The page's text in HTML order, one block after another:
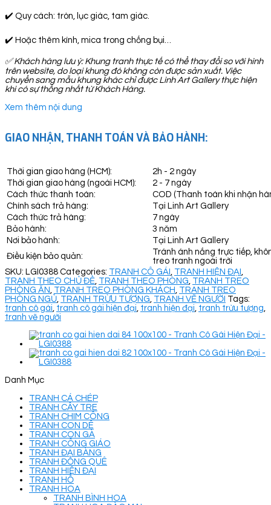
✔️ Quy cách: tròn, lục giác, tam giác.
✔️ Hoặc thêm kính, mica trong chống bụi…
✅Khách hàng lưu ý: Khung tranh thực tế có thể thay đổi so với hình
trên website, do loại khung đó không còn được sản xuất. Việc
chuyển sang mẫu khung khác chỉ được Linh Art Gallery thực hiện
khi có sự thống nhất từ Khách Hàng.
Xem thêm nội dung
GIAO NHẬN, THANH TOÁN VÀ BẢO HÀNH:
Thời gian giao hàng (HCM):
2h - 2 ngày
Thời gian giao hàng (ngoài HCM):
2 - 7 ngày
Cách thức thanh toán:
COD (Thanh toán khi nhận
Chính sách trả hàng:
Tại Linh Art Gallery
Cách thức trả hàng:
7 ngày
Bảo hành:
3 năm
Nơi bảo hành:
Tại Linh Art Gallery
Điều kiện bảo quản:
Tránh ánh nắng trực tiếp,
treo tranh ngoài trời
SKU: LGI0388 Categories: TRANH CÔ GÁI TRANH HIỆN ĐẠI
TRANH THEO CHỦ ĐỀ TRANH THEO PHÒNG TRANH TREO
PHÒNG ĂN TRANH TREO PHÒNG KHÁCH TRANH TREO
PHÒNG NGỦ TRANH TRỪU TƯỢNG TRANH VẼ NGƯỜI Tags:
tranh cô gái tranh cô gái hiện đại tranh hiện đại tranh trừu tượng
tranh vẽ người
Danh Mục
TRANH CÁ CHÉP
TRANH CÂY TRE
TRANH CHIM CÔNG
TRANH CON DÊ
TRANH CON GÀ
TRANH CÔNG GIÁO
TRANH ĐẠI BÀNG
TRANH ĐỒNG QUÊ
TRANH HIỆN ĐẠI
TRANH HỔ
TRANH HOA
TRANH BÌNH HOA